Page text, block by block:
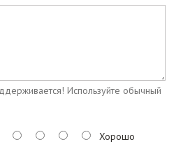
Используйте обычный
Хорошо